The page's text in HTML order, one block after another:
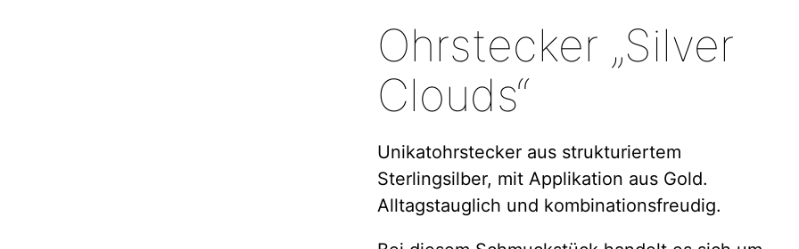
Ohrstecker „Silver
Clouds“
Unikatohrstecker aus strukturiertem
Sterlingsilber, mit Applikation aus Gold.
Alltagstauglich und kombinationsfreudig.